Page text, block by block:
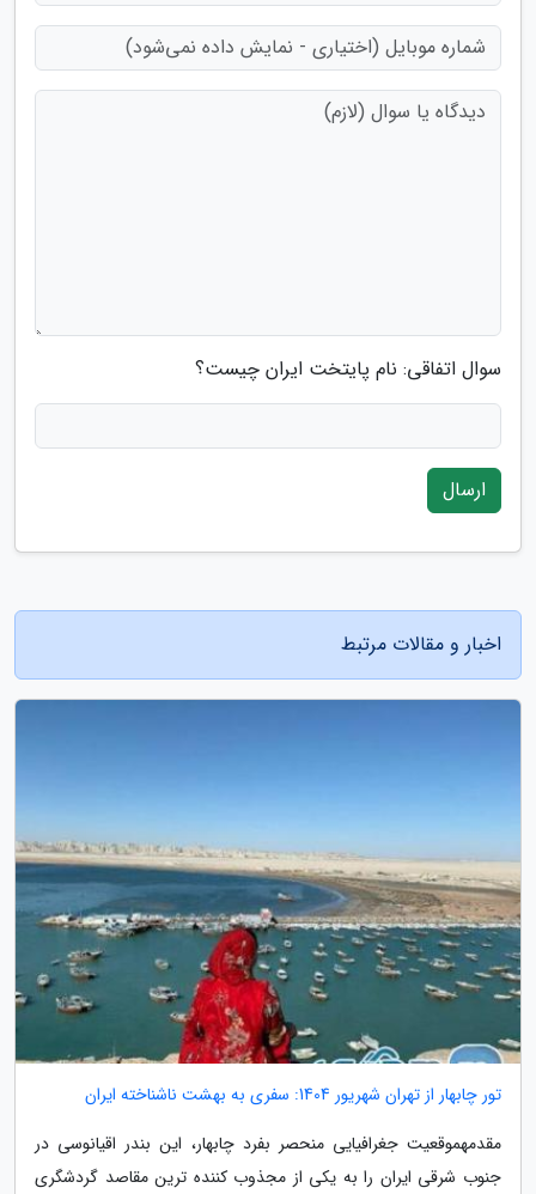
سوال اتفاقی: نام پایتخت ایران چیست؟
ارسال
اخبار و مقالات مرتبط
تور چابهار از تهران شهریور 1404: سفری به بهشت ناشناخته ایران
مقدمهموقعیت جغرافیایی منحصر بفرد چابهار، این بندر اقیانوسی در
جنوب شرقی ایران را به یکی از مجذوب کننده ترین مقاصد گردشگری